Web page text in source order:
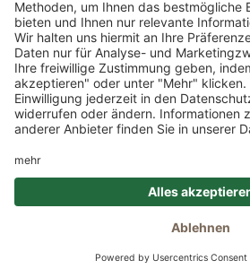
Folge uns:
*GEDØNS = Inhaltsstoffe, auf die
verzichtet. Bei jedem Produkt
sind.